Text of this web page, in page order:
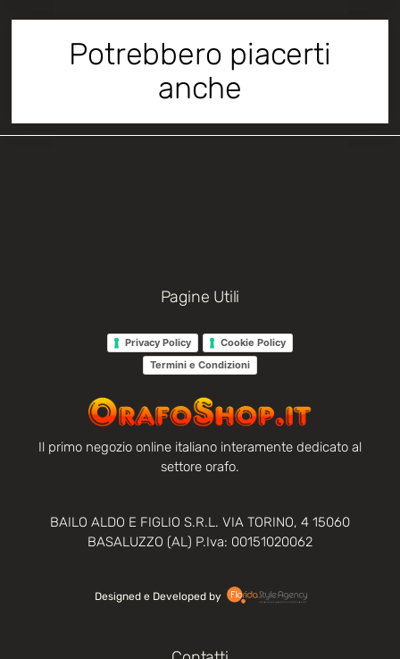
Potrebbero piacerti
anche
Pagine Utili
Privacy Policy
Cookie Policy
Termini e Condizioni
Il primo negozio online italiano interamente dedicato al
settore orafo.
BAILO ALDO E FIGLIO S.R.L. VIA TORINO, 4 15060
BASALUZZO (AL) P.Iva: 00151020062